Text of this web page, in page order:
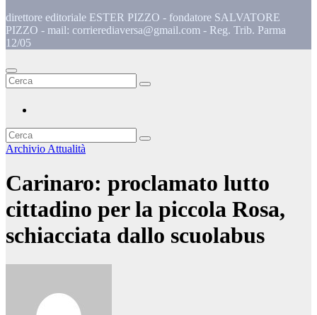
direttore editoriale ESTER PIZZO - fondatore SALVATORE
PIZZO - mail: corrierediaversa@gmail.com - Reg. Trib. Parma
12/05
Archivio Attualità
Carinaro: proclamato lutto
cittadino per la piccola Rosa,
schiacciata dallo scuolabus